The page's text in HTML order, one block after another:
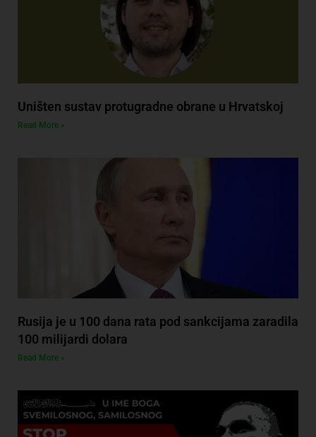
Uništen sustav protugradne obrane u Hrvatskoj
Read More »
Rusija je u 100 dana rata pod sankcijama zaradila
100 milijardi dolara
Read More »